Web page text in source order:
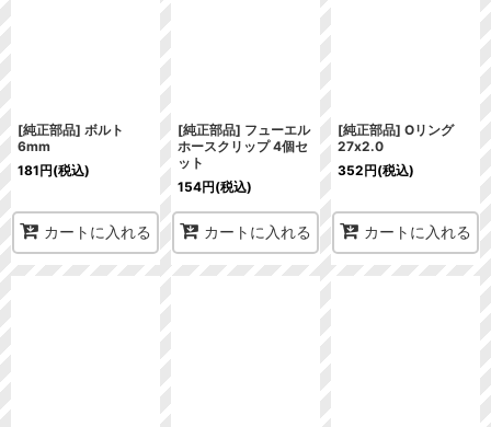
[純正部品] ボルト
6mm
181円(税込)
カートに入れる
[純正部品] フューエル
ホースクリップ 4個セ
ット
154円(税込)
カートに入れる
[純正部品] Oリング
27x2.0
352円(税込)
カートに入れる